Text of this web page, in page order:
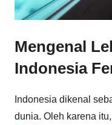
Mengenal
Indonesia
Indonesia dikenal
dunia. Oleh karena